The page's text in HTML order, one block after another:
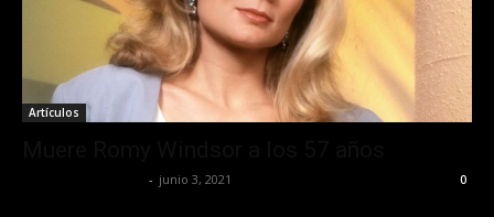
Artículos
- junio 3, 2021 0